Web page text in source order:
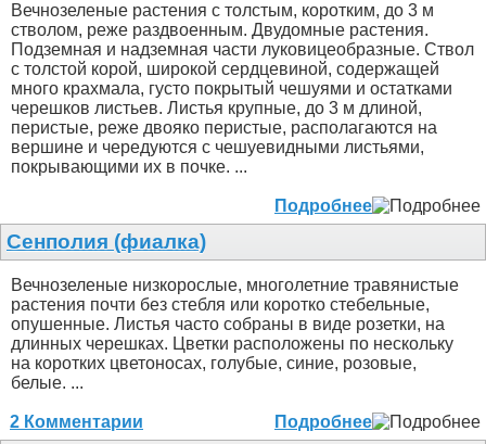
Вечнозеленые растения с толстым, коротким, до 3 м
стволом, реже раздвоенным. Двудомные растения.
Подземная и надземная части луковицеобразные. Ствол
с толстой корой, широкой сердцевиной, содержащей
много крахмала, густо покрытый чешуями и остатками
черешков листьев. Листья крупные, до 3 м длиной,
перистые, реже двояко перистые, располагаются на
вершине и чередуются с чешуевидными листьями,
покрывающими их в почке. ...
Подробнее
Сенполия (фиалка)
Вечнозеленые низкорослые, многолетние травянистые
растения почти без стебля или коротко стебельные,
опушенные. Листья часто собраны в виде розетки, на
длинных черешках. Цветки расположены по нескольку
на коротких цветоносах, голубые, синие, розовые,
белые. ...
2 Комментарии Подробнее